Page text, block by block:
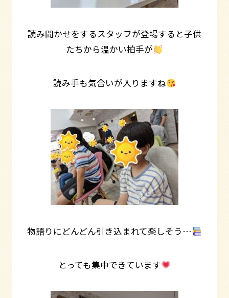
読み聞かせをするスタッフが登場すると子供
たちから温かい拍手が
読み手も気合いが入りますね
物語りにどんどん引き込まれて楽しそう…
とっても集中できています